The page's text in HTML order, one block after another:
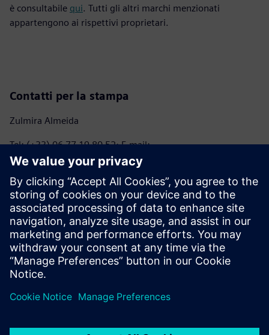
è consultabile qui. Tutti gli altri marchi menzionati
appartengono ai rispettivi proprietari.
Contatti per la stampa
Zulmira Almeida
Tel: (+33) 06 77 19 80 52; E-mail:
marie.almeida@siemens.com
Anna Romanelli - ITALMARCO
Tel: (+39) 02 70 10 46 45 – (+39) 347 745 04 09; E-mail:
anna@italmarco.com